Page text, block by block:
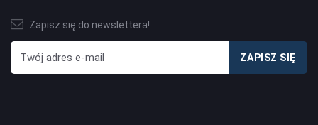
Zapisz się do newslettera!